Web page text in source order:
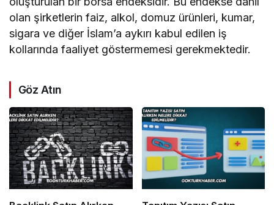
olan şirketlerin faiz, alkol, domuz ürünleri, kumar,
sigara ve diğer İslam’a aykırı kabul edilen iş
kollarında faaliyet göstermemesi gerekmektedir.
Göz Atın